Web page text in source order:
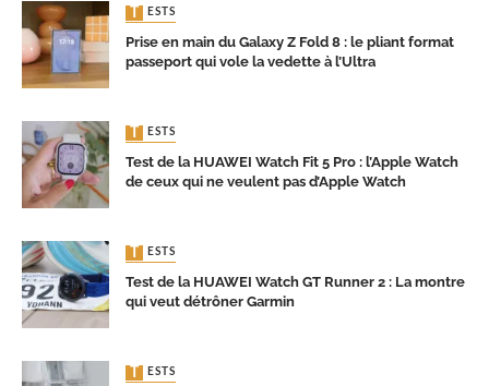
TESTS
Prise en main du Galaxy Z Fold 8 : le pliant format
passeport qui vole la vedette à l’Ultra
TESTS
Test de la HUAWEI Watch Fit 5 Pro : l’Apple Watch
de ceux qui ne veulent pas d’Apple Watch
TESTS
Test de la HUAWEI Watch GT Runner 2 : La montre
qui veut détrôner Garmin
TESTS